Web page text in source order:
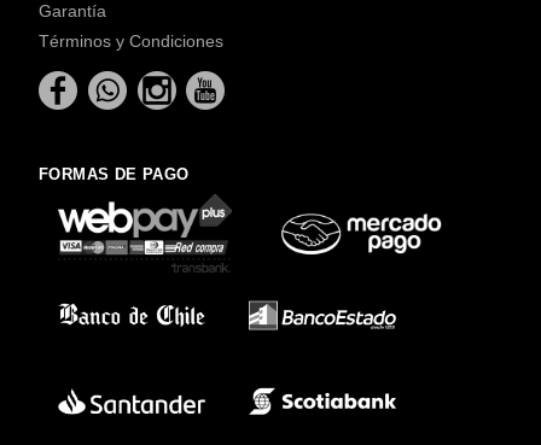
Garantía
Términos y Condiciones
FORMAS DE PAGO